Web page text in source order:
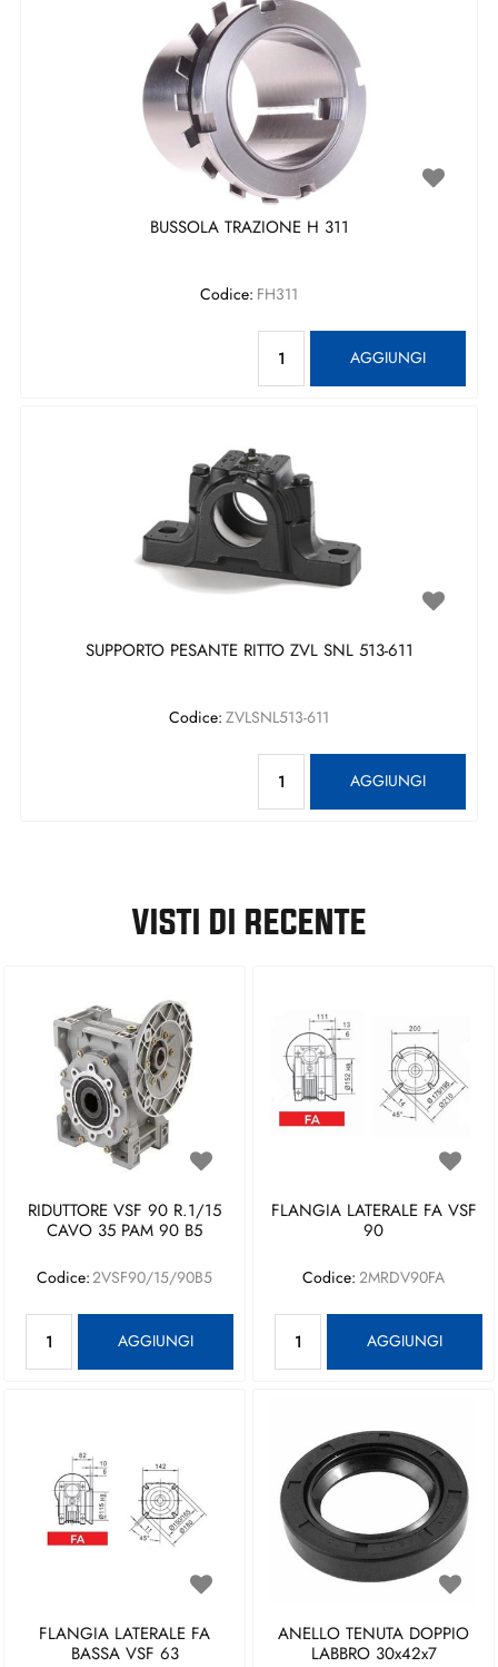
BUSSOLA TRAZIONE H 311
Codice: FH311
AGGIUNGI
SUPPORTO PESANTE RITTO ZVL SNL 513-611
Codice: ZVLSNL513-611
AGGIUNGI
VISTI DI RECENTE
RIDUTTORE VSF 90 R.1/15
CAVO 35 PAM 90 B5
Codice:2VSF90/15/90B5
AGGIUNGI
FLANGIA LATERALE FA VSF
90
Codice: 2MRDV90FA
AGGIUNGI
FLANGIA LATERALE FA
BASSA VSF 63
ANELLO TENUTA DOPPIO
LABBRO 30x42x7